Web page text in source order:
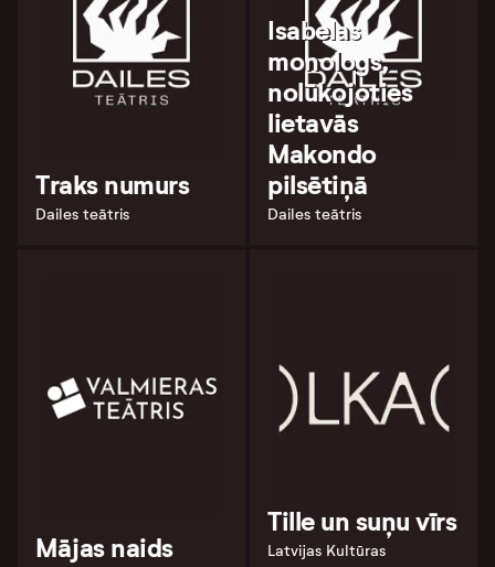
Traks numurs
Dailes teātris
Isabelas
monologs,
nolūkojoties
lietavās
Makondo
pilsētiņā
Dailes teātris
Mājas naids
Tille un suņu vīrs
Latvijas Kultūras